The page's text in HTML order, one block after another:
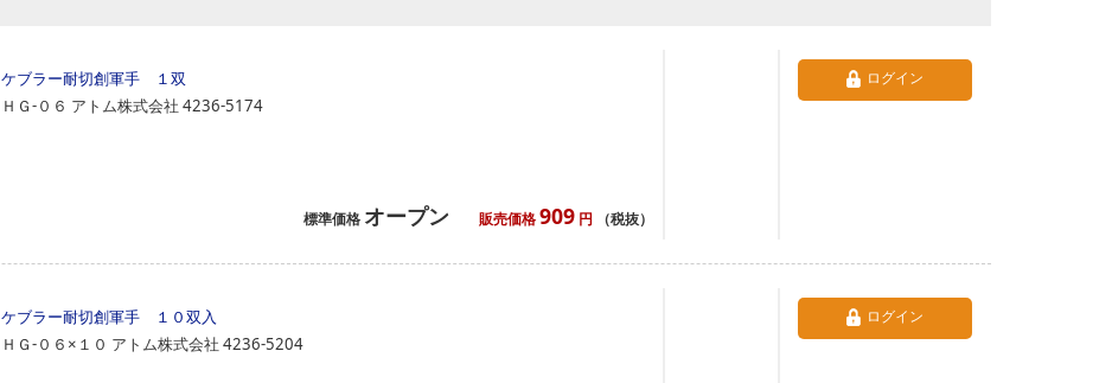
ケブラー耐切創軍手 １双
ＨＧ‐０６ アトム株式会社 4236-5174
標準価格 オープン 販売価格 909 円 （税抜）
ログイン
ケブラー耐切創軍手 １０双入
ＨＧ‐０６×１０ アトム株式会社 4236-5204
ログイン